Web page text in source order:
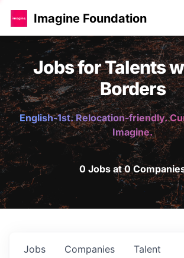
Imagine Foundation
Jobs for Talents
Borders
English-1st. Relocation-friendly.
Imagine.
0 Jobs at 0
Jobs Companies Talent